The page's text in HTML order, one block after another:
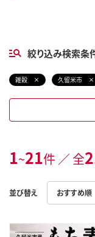
絞り込み検索条
雑穀 久留米市
1~21件 ／ 全
並び替え